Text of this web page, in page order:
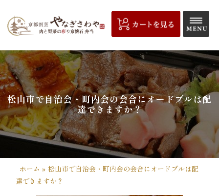
ツ
へ
ス
キ
プ
京
都
割
烹
や
な
ぎ
松山市で自治会・町内会の会合にオードブルは配
達できますか？
ホーム » 松山市で自治会・町内会の会合にオードブルは配
達できますか？